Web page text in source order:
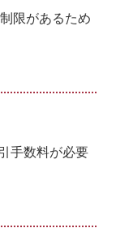
限があるため
手数料が必要